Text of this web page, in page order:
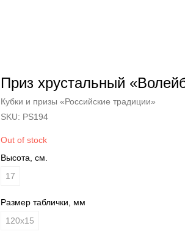
Приз хрустальный
Кубки и призы «Российские традиции»
SKU: PS194
Out of stock
Высота, см.
17
Размер таблички, мм
120x15